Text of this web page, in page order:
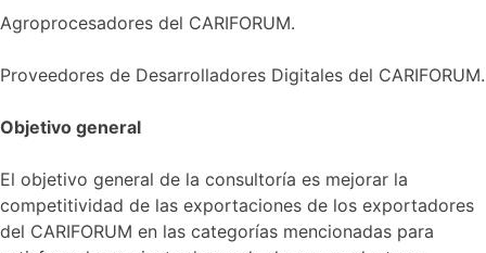
Agroprocesadores del CARIFORUM.
Proveedores de Desarrolladores Digitales del CARIFORUM.
Objetivo general
El objetivo general de la consultoría es mejorar la
competitividad de las exportaciones de los exportadores
del CARIFORUM en las categorías mencionadas para